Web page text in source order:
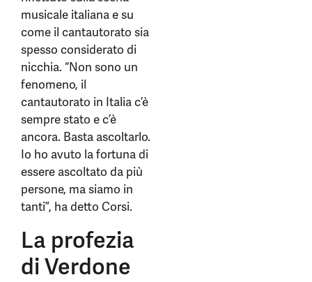
musicale italiana e su
come il cantautorato sia
spesso considerato di
nicchia. “Non sono un
fenomeno, il
cantautorato in Italia c’è
sempre stato e c’è
ancora. Basta ascoltarlo.
Io ho avuto la fortuna di
essere ascoltato da più
persone, ma siamo in
tanti”, ha detto Corsi.
La profezia
di Verdone